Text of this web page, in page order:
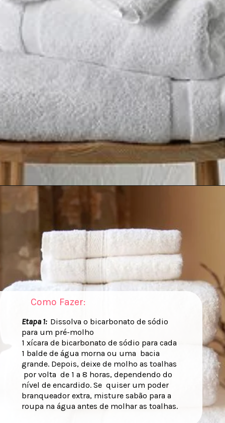
Etapa 1: Dissolva o bicarbonato de sódio
para um pré-molho
1 xícara de bicarbonato de sódio para cada
1 balde de água morna ou uma bacia
grande. Depois, deixe de molho as toalhas
por volta de 1 a 8 horas, dependendo do
nível de encardido. Se quiser um poder
branqueador extra, misture sabão para a
roupa na água antes de molhar as toalhas.
Como Fazer: